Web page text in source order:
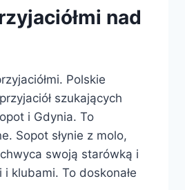
nad
Polskie
szukających
i Gdynia. To
Sopot słynie z molo,
swoją starówką i
klubami. To doskonałe